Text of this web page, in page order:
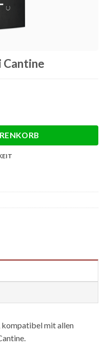
Cantine
kompatibel mit allen